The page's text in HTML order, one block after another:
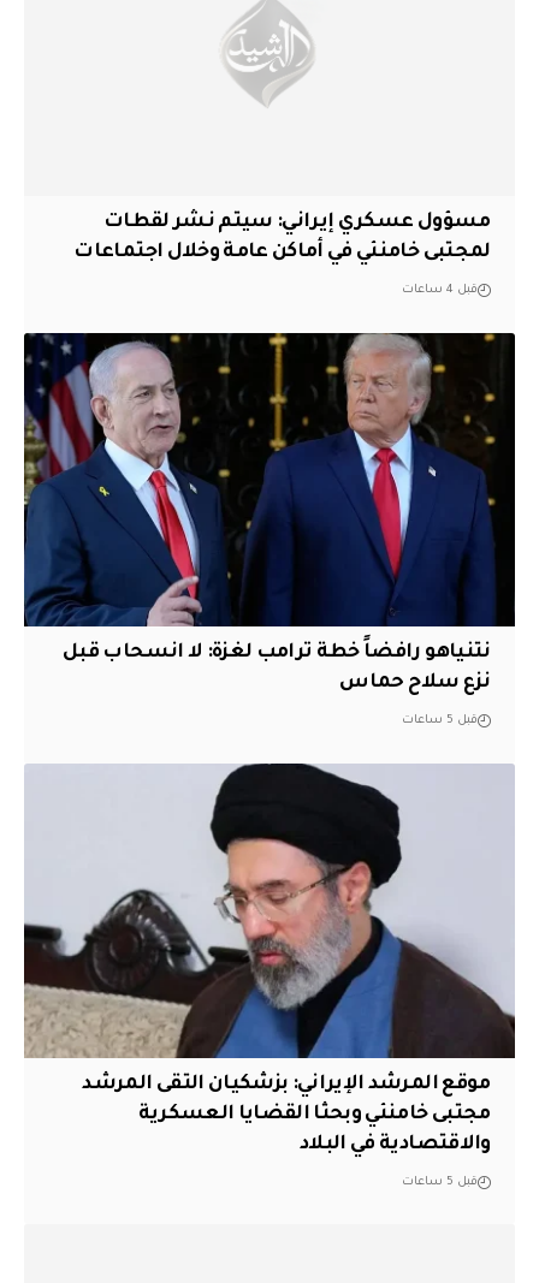
مسؤول عسكري إيراني: سيتم نشر لقطات
لمجتبى خامنئي في أماكن عامة وخلال اجتماعات
قبل 4 ساعات
نتنياهو رافضاً خطة ترامب لغزة: لا انسحاب قبل
نزع سلاح حماس
قبل 5 ساعات
موقع المرشد الإيراني: بزشكيان التقى المرشد
مجتبى خامنئي وبحثا القضايا العسكرية
والاقتصادية في البلاد
قبل 5 ساعات